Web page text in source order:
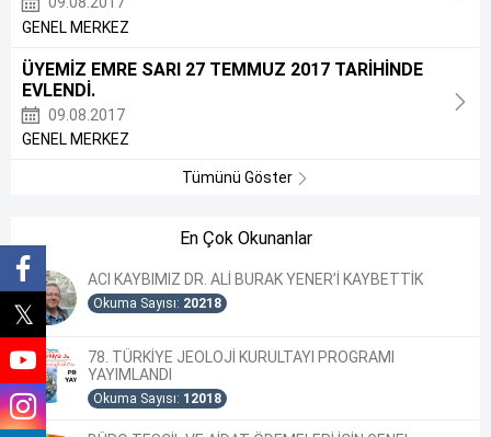
GENEL MERKEZ
ÜYEMİZ EMRE SARI 27 TEMMUZ 2017 TARİHİNDE
EVLENDİ.
09.08.2017
GENEL MERKEZ
Tümünü Göster
En Çok Okunanlar
ACI KAYBIMIZ DR. ALİ BURAK YENER’İ KAYBETTİK
Okuma Sayısı: 20218
78. TÜRKİYE JEOLOJİ KURULTAYI PROGRAMI
YAYIMLANDI
Okuma Sayısı: 12018